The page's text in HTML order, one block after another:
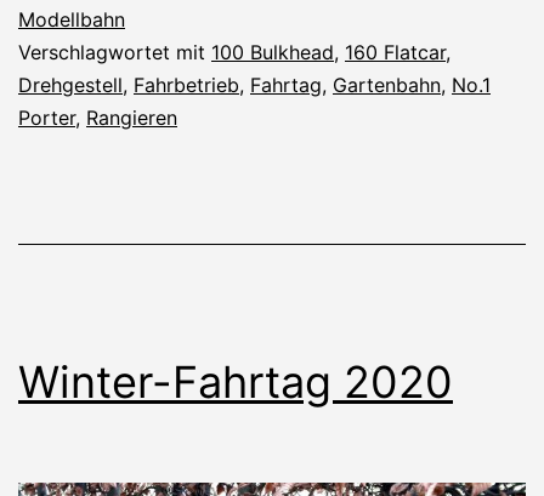
Modellbahn
Verschlagwortet mit 100 Bulkhead, 160 Flatcar,
Drehgestell, Fahrbetrieb, Fahrtag, Gartenbahn, No.1
Porter, Rangieren
Winter-Fahrtag 2020